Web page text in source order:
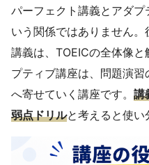
パーフェクト講義とアダ
いう関係ではありません
講義は、TOEICの全体像
プティブ講座は、問題演
へ寄せていく講座です。 講
弱点ドリルと考えると使い